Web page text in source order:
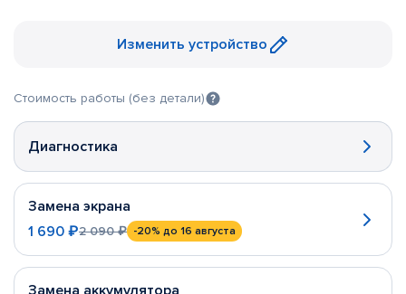
Изменить устройство
Стоимость работы (без детали)
Диагностика
Замена экрана
1 690 ₽2 090 ₽ -20% до 16 августа
Замена аккумулятора